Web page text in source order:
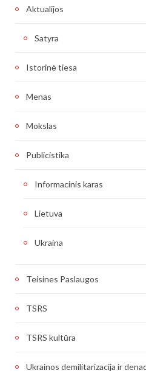
Aktualijos
Satyra
Istorinė tiesa
Menas
Mokslas
Publicistika
Informacinis karas
Lietuva
Ukraina
Teisines Paslaugos
TSRS
TSRS kultūra
Ukrainos demilitarizacija ir